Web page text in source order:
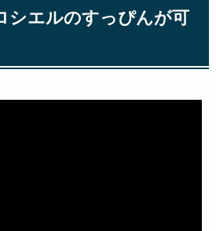
シエルのすっぴんが可